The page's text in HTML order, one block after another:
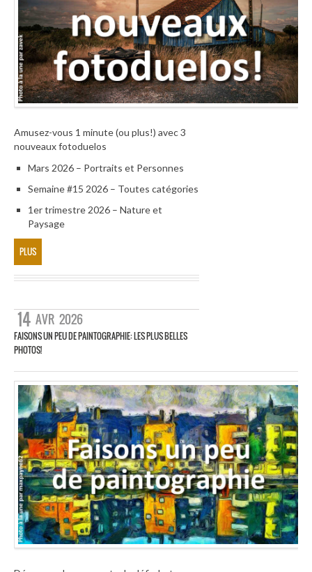
Amusez-vous 1 minute (ou plus!) avec 3
nouveaux fotoduelos
Mars 2026 – Portraits et Personnes
Semaine #15 2026 – Toutes catégories
1er trimestre 2026 – Nature et
Paysage
PLUS
14 AVR 2026
FAISONS UN PEU DE PAINTOGRAPHIE: LES PLUS BELLES
PHOTOS!